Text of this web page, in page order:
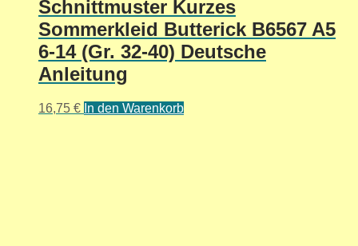
Schnittmuster Kurzes
Sommerkleid Butterick B6567 A5
6-14 (Gr. 32-40) Deutsche
Anleitung
16,75 € In den Warenkorb